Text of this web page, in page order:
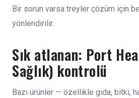
Bir sorun varsa treyler çözüm için
yönlendirilir.
Sık atlanan: Port
Sağlık) kontrolü
Bazı ürünler — özellikle gıda, bitki,